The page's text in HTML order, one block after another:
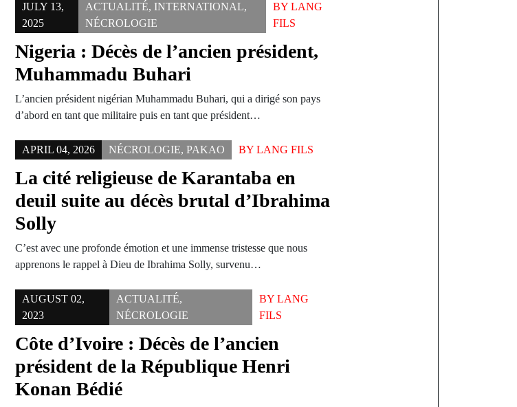
JULY 13,
2025
ACTUALITÉ, INTERNATIONAL,
NÉCROLOGIE
BY LANG
FILS
Nigeria : Décès de l’ancien président,
Muhammadu Buhari
L’ancien président nigérian Muhammadu Buhari, qui a dirigé son pays
d’abord en tant que militaire puis en tant que président…
APRIL 04, 2026 NÉCROLOGIE,PAKAO BYLANG FILS
La cité religieuse de Karantaba en
deuil suite au décès brutal d’Ibrahima
Solly
C’est avec une profonde émotion et une immense tristesse que nous
apprenons le rappel à Dieu de Ibrahima Solly, survenu…
AUGUST 02,
2023
ACTUALITÉ,
NÉCROLOGIE
BY LANG
FILS
Côte d’Ivoire : Décès de l’ancien
président de la République Henri
Konan Bédié